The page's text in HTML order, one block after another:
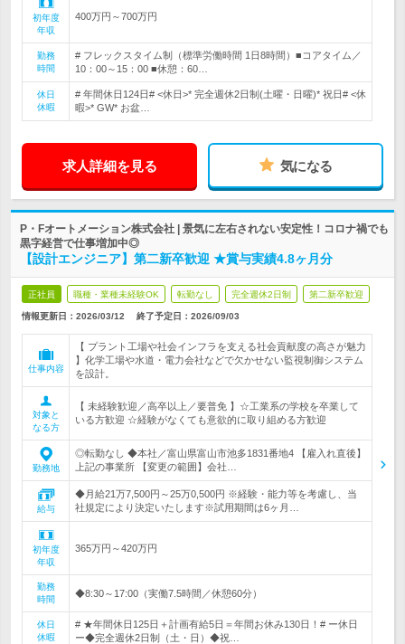
初年度
年収
400万円～700万円
勤務
時間
# フレックスタイム制（標準労働時間 1日8時間）■コアタイム／
10：00～15：00 ■休憩：60…
休日
休暇
# 年間休日124日# <休日>* 完全週休2日制(土曜・日曜)* 祝日# <休
暇>* GW* お盆…
求人詳細を見る 気になる
P・Fオートメーション株式会社 | 景気に左右されない安定性！コロナ禍でも
黒字経営で仕事増加中◎
【設計エンジニア】第二新卒歓迎 ★賞与実績4.8ヶ月分
正社員 職種・業種未経験OK 転勤なし 完全週休2日制 第二新卒歓迎
情報更新日：2026/03/12 終了予定日： 2026/09/03
仕事内容
【 プラント工場や社会インフラを支える社会貢献度の高さが魅力
】化学工場や水道・電力会社などで欠かせない監視制御システム
を設計。
対象と
なる方
【 未経験歓迎／高卒以上／要普免 】☆工業系の学校を卒業して
いる方歓迎 ☆経験がなくても意欲的に取り組める方歓迎
勤務地
◎転勤なし ◆本社／富山県富山市池多1831番地4 【雇入れ直後】
上記の事業所 【変更の範囲】会社…
給与
◆月給21万7,500円～25万0,500円 ※経験・能力等を考慮し、当
社規定により決定いたします※試用期間は6ヶ月…
初年度
年収
365万円～420万円
勤務
時間
◆8:30～17:00（実働7.5時間／休憩60分）
休日
休暇
# ★年間休日125日＋計画有給5日＝年間お休み130日！# ー休日
ー◆完全週休2日制（土・日）◆祝…